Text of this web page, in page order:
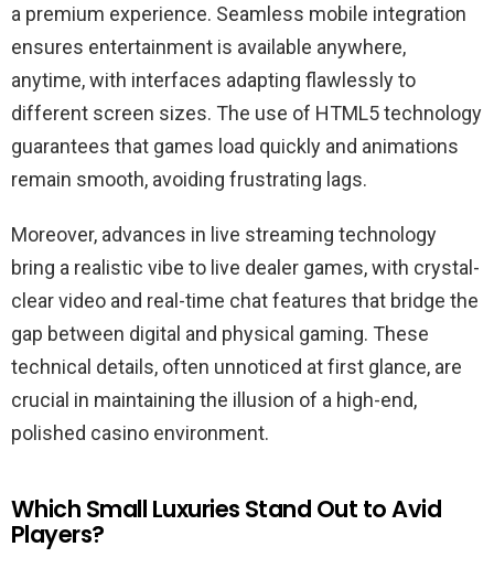
a premium experience. Seamless mobile integration
ensures entertainment is available anywhere,
anytime, with interfaces adapting flawlessly to
different screen sizes. The use of HTML5 technology
guarantees that games load quickly and animations
remain smooth, avoiding frustrating lags.
Moreover, advances in live streaming technology
bring a realistic vibe to live dealer games, with crystal-
clear video and real-time chat features that bridge the
gap between digital and physical gaming. These
technical details, often unnoticed at first glance, are
crucial in maintaining the illusion of a high-end,
polished casino environment.
Which Small Luxuries Stand Out to Avid
Players?